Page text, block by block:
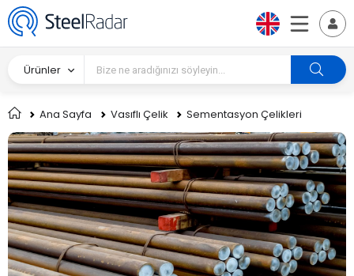
Ürünler
Ana Sayfa Vasıflı Çelik Sementasyon Çelikleri